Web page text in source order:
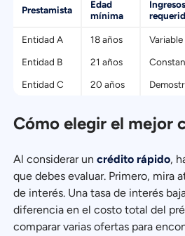
Prestamista
Edad
mínima
Ingresos
Entidad A 18 años Variable
Entidad B
21 años
Entidad C
20 años
Cómo elegir el mejor
Al considerar uncrédito rápido,
que debes evaluar. Primero, mira
de interés. Una tasa de interés
diferencia en el costo total del
comparar varias ofertas para